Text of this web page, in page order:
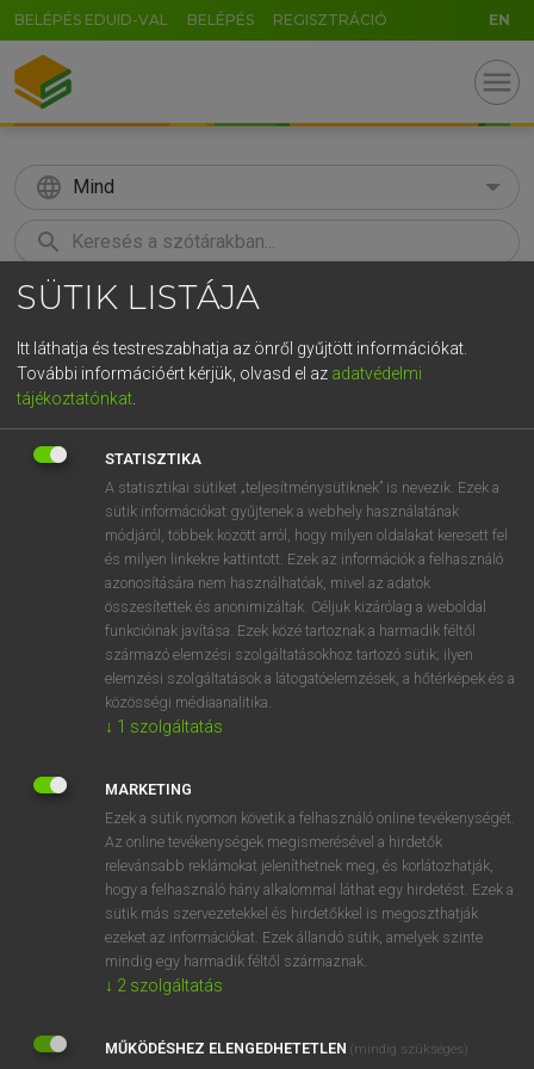
BELÉPÉS EDUID-VAL BELÉPÉS REGISZTRÁCIÓ EN
menu
language Mind
search
KERESÉS
TEGYEY IMRE
VAN ELŐFIZETÉSED?
Van előfizetésem a teljes szócikk megtekintéséhez.
BELÉPÉS
NINCS ELŐFIZETÉSED?
Nincs regisztrációm és előfizetésem. A szótár 2 órás,
díjmentes próbaverziójának elindításához regisztrálok és
belépek.
REGISZTRÁCIÓ
SÜTIK LISTÁJA
Itt láthatja és testreszabhatja az önről gyűjtött információkat.
További információért kérjük, olvasd el az adatvédelmi
tájékoztatónkat
STATISZTIKA
A statisztikai sütiket „teljesítménysütiknek” is nevezik. Ezek a
sütik információkat gyűjtenek a webhely használatának
módjáról, többek között arról, hogy milyen oldalakat keresett fel
és milyen linkekre kattintott. Ezek az információk a felhasználó
azonosítására nem használhatóak, mivel az adatok
összesítettek és anonimizáltak. Céljuk kizárólag a weboldal
funkcióinak javítása. Ezek közé tartoznak a harmadik féltől
származó elemzési szolgáltatásokhoz tartozó sütik; ilyen
elemzési szolgáltatások a látogatóelemzések, a hőtérképek és a
közösségi médiaanalitika.
↓ 1 szolgáltatás
MARKETING
Ezek a sütik nyomon követik a felhasználó online tevékenységét.
Az online tevékenységek megismerésével a hirdetők
relevánsabb reklámokat jeleníthetnek meg, és korlátozhatják,
hogy a felhasználó hány alkalommal láthat egy hirdetést. Ezek a
sütik más szervezetekkel és hirdetőkkel is megoszthatják
ezeket az információkat. Ezek állandó sütik, amelyek szinte
mindig egy harmadik féltől származnak.
↓ 2 szolgáltatás
MŰKÖDÉSHEZ ELENGEDHETETLEN (mindig szükséges)
GR
t z u i o p
g h j k l é á ű Ω
v n m